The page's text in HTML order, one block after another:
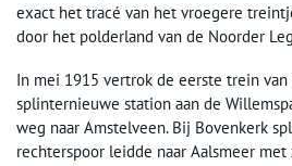
exact het tracé van het vroegere
door het polderland van de Noorder
In mei 1915 vertrok de eerste trein
splinternieuwe station aan de
weg naar Amstelveen. Bij Bovenkerk
rechterspoor leidde naar Aalsmeer met